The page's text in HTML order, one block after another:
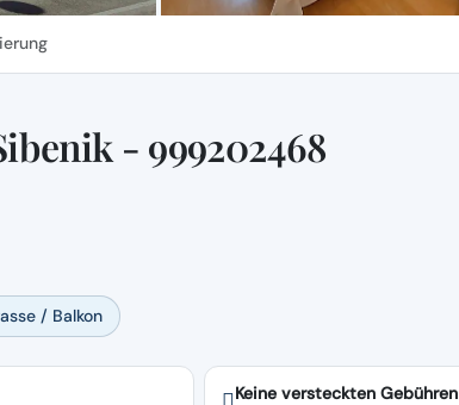
- 999202468
/ Balkon
Keine versteckten Gebühren